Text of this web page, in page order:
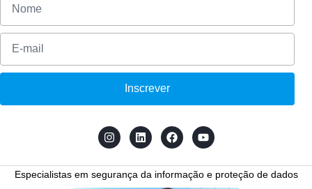
Inscrever
Especialistas em segurança da informação e proteção de dados